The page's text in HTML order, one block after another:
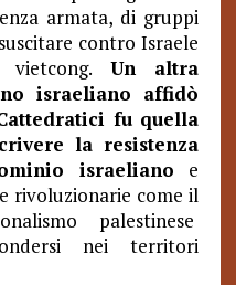
armata, di gruppi
contro Israele
Un altra
israeliano affidò
fu quella
la resistenza
israeliano e
rivoluzionarie come il
palestinese
nei territori